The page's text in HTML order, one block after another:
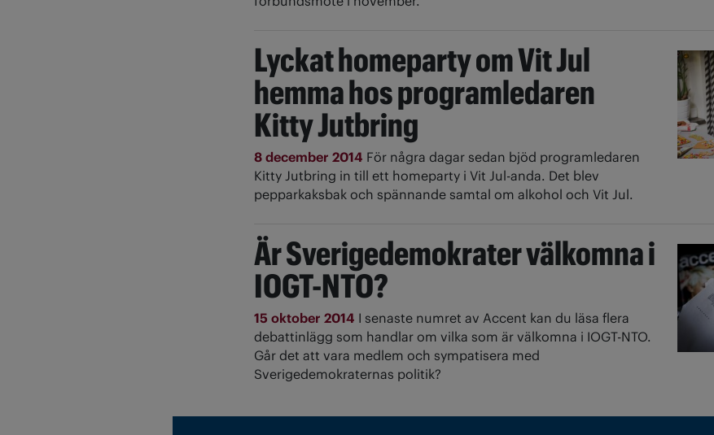
Lyckat homeparty om Vit Jul
hemma hos programledaren
Kitty Jutbring
8 december 2014 För några dagar sedan bjöd programledaren
Kitty Jutbring in till ett homeparty i Vit Jul-anda. Det blev
pepparkaksbak och spännande samtal om alkohol och Vit Jul.
Är Sverigedemokrater välkomna i
IOGT-NTO?
15 oktober 2014 I senaste numret av Accent kan du läsa flera
debattinlägg som handlar om vilka som är välkomna i IOGT-NTO.
Går det att vara medlem och sympatisera med
Sverigedemokraternas politik?